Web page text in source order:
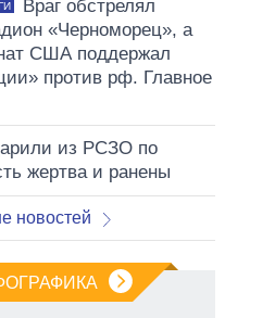
Враг обстрелял
«Черноморец», а
США поддержал
против рф. Главное
из РСЗО по
жертва и ранены
новостей